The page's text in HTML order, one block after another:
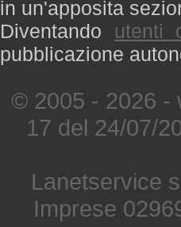
in un'apposita
Diventando utenti
pubblicazione
© 2005 - 2026 -
17 del 24/07/
Lanetservice
Imprese